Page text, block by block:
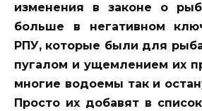
изменения в законе о
больше в негативном
РПУ, которые были для
пугалом и ущемлением их
многие водоемы так и
Просто их добавят в